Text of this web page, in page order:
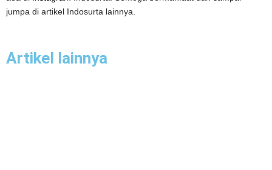
jumpa di artikel Indosurta lainnya.
Artikel lainnya